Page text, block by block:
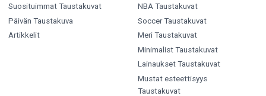
Suosituimmat Taustakuvat
Päivän Taustakuva
Artikkelit
NBA Taustakuvat
Soccer Taustakuvat
Meri Taustakuvat
Minimalist Taustakuvat
Lainaukset Taustakuvat
Mustat esteettisyys
Taustakuvat